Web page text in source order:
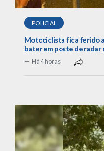
POLICIAL
Motociclista fica ferido
bater em poste de radar
Há 4 horas